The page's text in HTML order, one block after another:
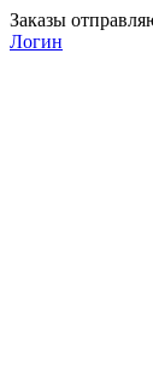
Заказы
Логин